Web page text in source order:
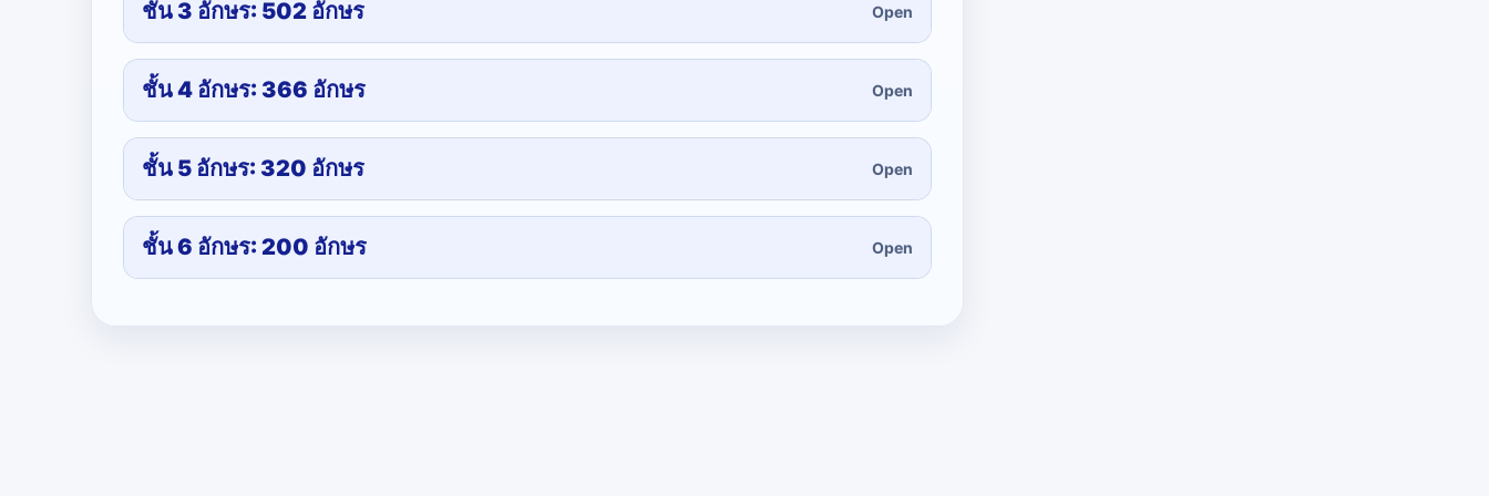
ชั้น 3 อักษร: 502 อักษร Open
ชั้น 4 อักษร: 366 อักษร Open
ชั้น 5 อักษร: 320 อักษร Open
ชั้น 6 อักษร: 200 อักษร Open